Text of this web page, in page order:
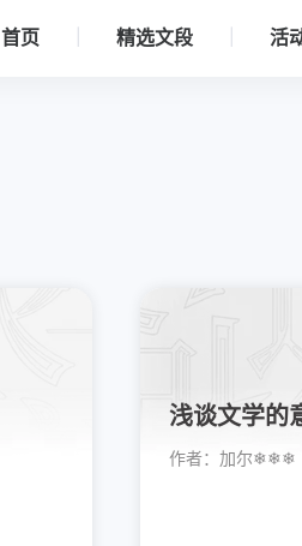
首页 精选文段 活
浅谈文学的
作者： 加尔❄❄❄